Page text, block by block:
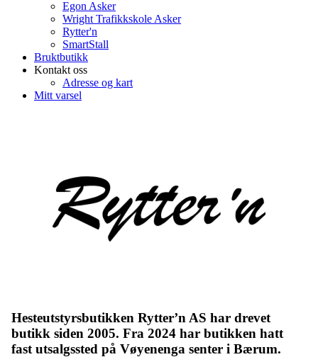
Egon Asker
Wright Trafikkskole Asker
Rytter'n
SmartStall
Bruktbutikk
Kontakt oss
Adresse og kart
Mitt varsel
Hesteutstyrsbutikken Rytter’n AS har drevet
butikk siden 2005. Fra 2024 har butikken hatt
fast utsalgssted på Vøyenenga senter i Bærum.